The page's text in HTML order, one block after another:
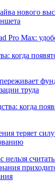
нового
когда
труда
теряет
нельзя